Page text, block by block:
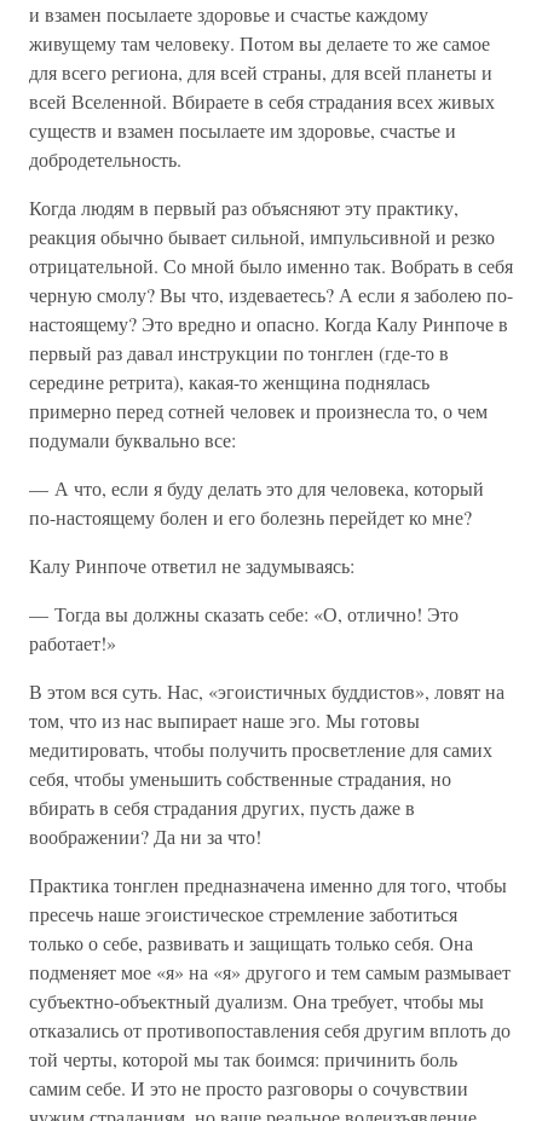
и взамен посылаете здоровье и счастье каждому
живущему там человеку. Потом вы делаете то же самое
для всего региона, для всей страны, для всей планеты и
всей Вселенной. Вбираете в себя страдания всех живых
существ и взамен посылаете им здоровье, счастье и
добродетельность.
Когда людям в первый раз объясняют эту практику,
реакция обычно бывает сильной, импульсивной и резко
отрицательной. Со мной было именно так. Вобрать в себя
черную смолу? Вы что, издеваетесь? А если я заболею по-
настоящему? Это вредно и опасно. Когда Калу Ринпоче в
первый раз давал инструкции по тонглен (где-то в
середине ретрита), какая-то женщина поднялась
примерно перед сотней человек и произнесла то, о чем
подумали буквально все:
— А что, если я буду делать это для человека, который
по-настоящему болен и его болезнь перейдет ко мне?
Калу Ринпоче ответил не задумываясь:
— Тогда вы должны сказать себе: «О, отлично! Это
работает!»
В этом вся суть. Нас, «эгоистичных буддистов», ловят на
том, что из нас выпирает наше эго. Мы готовы
медитировать, чтобы получить просветление для самих
себя, чтобы уменьшить собственные страдания, но
вбирать в себя страдания других, пусть даже в
воображении? Да ни за что!
Практика тонглен предназначена именно для того, чтобы
пресечь наше эгоистическое стремление заботиться
только о себе, развивать и защищать только себя. Она
подменяет мое «я» на «я» другого и тем самым размывает
субъектно-объектный дуализм. Она требует, чтобы мы
отказались от противопоставления себя другим вплоть до
той черты, которой мы так боимся: причинить боль
самим себе. И это не просто разговоры о сочувствии